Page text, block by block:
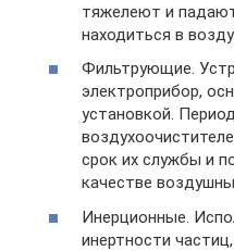
тяжелеют и
находиться в
Фильтрующие.
электроприбор,
установкой.
срок их службы и
качестве
Инерционные.
инертности